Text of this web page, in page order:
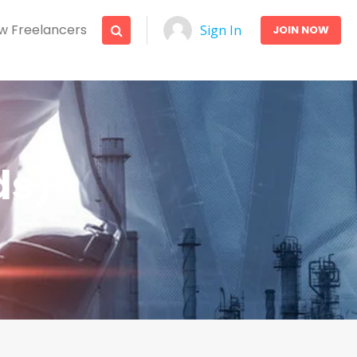
Freelancers Sign In JOIN NOW